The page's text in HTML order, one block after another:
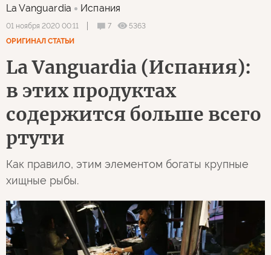
La Vanguardia Испания
01 ноября 2020 00:11 7
5363
ОРИГИНАЛ СТАТЬИ
La Vanguardia (Испания):
в этих продуктах
содержится больше всего
ртути
Как правило, этим элементом богаты крупные
хищные рыбы.